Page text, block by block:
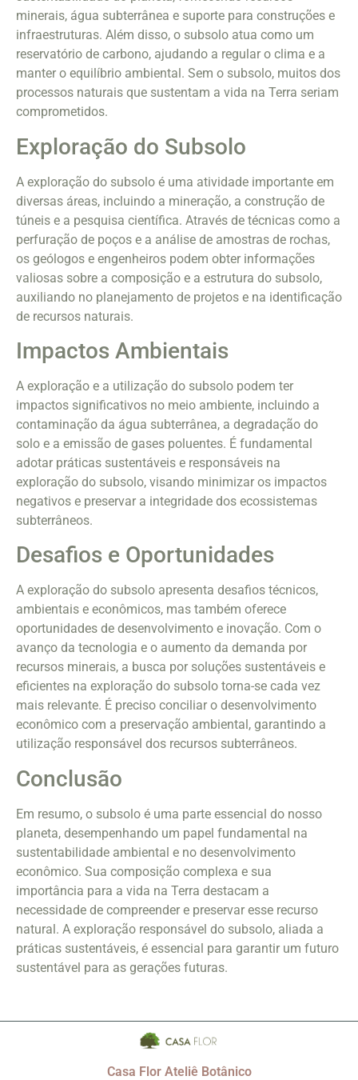
minerais, água subterrânea e suporte para construções e
infraestruturas. Além disso, o subsolo atua como um
reservatório de carbono, ajudando a regular o clima e a
manter o equilíbrio ambiental. Sem o subsolo, muitos dos
processos naturais que sustentam a vida na Terra seriam
comprometidos.
Exploração do Subsolo
A exploração do subsolo é uma atividade importante em
diversas áreas, incluindo a mineração, a construção de
túneis e a pesquisa científica. Através de técnicas como a
perfuração de poços e a análise de amostras de rochas,
os geólogos e engenheiros podem obter informações
valiosas sobre a composição e a estrutura do subsolo,
auxiliando no planejamento de projetos e na identificação
de recursos naturais.
Impactos Ambientais
A exploração e a utilização do subsolo podem ter
impactos significativos no meio ambiente, incluindo a
contaminação da água subterrânea, a degradação do
solo e a emissão de gases poluentes. É fundamental
adotar práticas sustentáveis e responsáveis na
exploração do subsolo, visando minimizar os impactos
negativos e preservar a integridade dos ecossistemas
subterrâneos.
Desafios e Oportunidades
A exploração do subsolo apresenta desafios técnicos,
ambientais e econômicos, mas também oferece
oportunidades de desenvolvimento e inovação. Com o
avanço da tecnologia e o aumento da demanda por
recursos minerais, a busca por soluções sustentáveis e
eficientes na exploração do subsolo torna-se cada vez
mais relevante. É preciso conciliar o desenvolvimento
econômico com a preservação ambiental, garantindo a
utilização responsável dos recursos subterrâneos.
Conclusão
Em resumo, o subsolo é uma parte essencial do nosso
planeta, desempenhando um papel fundamental na
sustentabilidade ambiental e no desenvolvimento
econômico. Sua composição complexa e sua
importância para a vida na Terra destacam a
necessidade de compreender e preservar esse recurso
natural. A exploração responsável do subsolo, aliada a
práticas sustentáveis, é essencial para garantir um futuro
sustentável para as gerações futuras.
Casa Flor Ateliê Botânico